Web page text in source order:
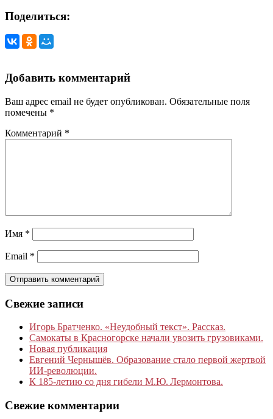
Поделиться:
Добавить комментарий
Ваш адрес email не будет опубликован. Обязательные поля
помечены *
Комментарий *
Имя *
Email *
Свежие записи
Игорь Братченко. «Неудобный текст». Рассказ.
Самокаты в Красногорске начали увозить грузовиками.
Новая публикация
Евгений Чернышёв. Образование стало первой жертвой
ИИ-революции.
К 185‑летию со дня гибели М.Ю. Лермонтова.
Свежие комментарии